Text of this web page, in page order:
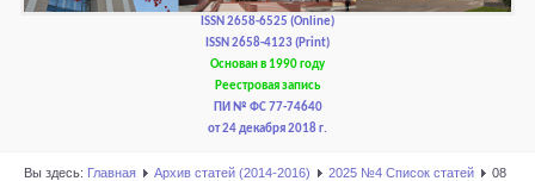
РЕДАКЦИОННАЯ ПОЛИТИКА И ЭТИКА
ISSN 2658-6525 (Online)
ISSN 2658-4123 (Print)
Основан в 1990 году
Реестровая запись
ПИ № ФС 77-74640
от 24 декабря 2018 г.
Вы здесь: Главная Архив статей (2014-2016) 2025 №4 Список статей
08